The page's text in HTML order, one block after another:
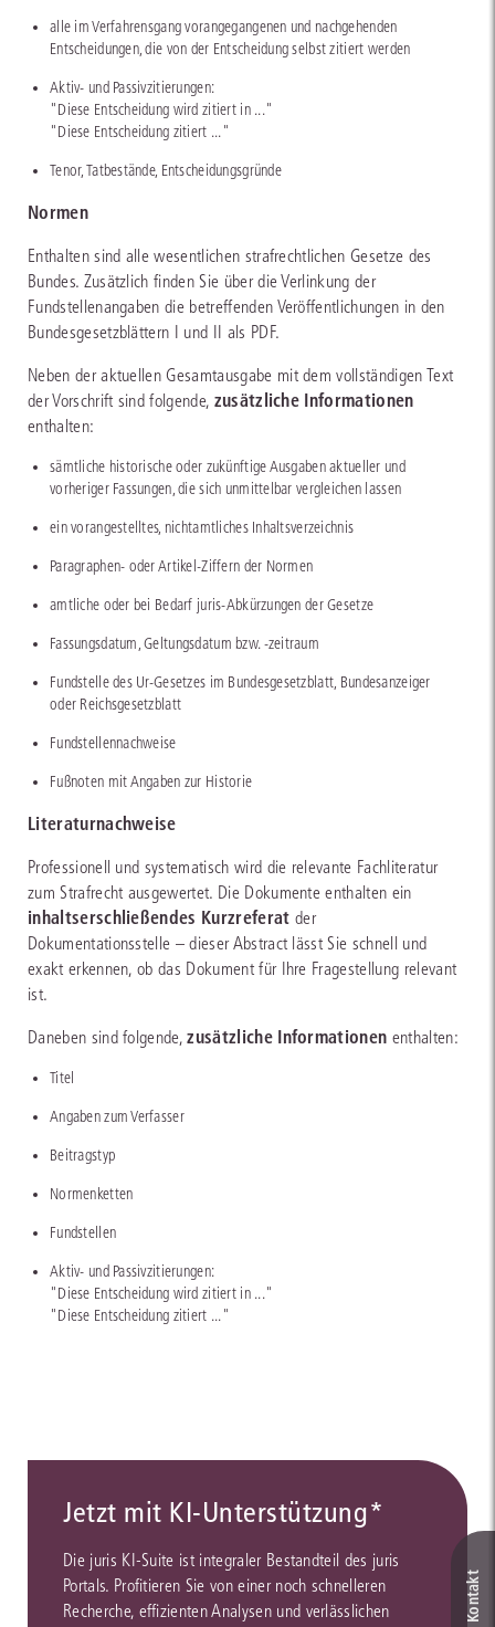
alle im Verfahrensgang vorangegangenen und nachgehenden
Entscheidungen, die von der Entscheidung selbst zitiert werden
Aktiv- und Passivzitierungen:
"Diese Entscheidung wird zitiert in ..."
"Diese Entscheidung zitiert ..."
Tenor, Tatbestände, Entscheidungsgründe
Normen
Enthalten sind alle wesentlichen strafrechtlichen Gesetze des
Bundes. Zusätzlich finden Sie über die Verlinkung der
Fundstellenangaben die betreffenden Veröffentlichungen in den
Bundesgesetzblättern I und II als PDF.
Neben der aktuellen Gesamtausgabe mit dem vollständigen Text
der Vorschrift sind folgende, zusätzliche Informationen
enthalten:
sämtliche historische oder zukünftige Ausgaben aktueller und
vorheriger Fassungen, die sich unmittelbar vergleichen lassen
ein vorangestelltes, nichtamtliches Inhaltsverzeichnis
Paragraphen- oder Artikel-Ziffern der Normen
amtliche oder bei Bedarf juris-Abkürzungen der Gesetze
Fassungsdatum, Geltungsdatum bzw. -zeitraum
Fundstelle des Ur-Gesetzes im Bundesgesetzblatt, Bundesanzeiger
oder Reichsgesetzblatt
Fundstellennachweise
Fußnoten mit Angaben zur Historie
Literaturnachweise
Professionell und systematisch wird die relevante Fachliteratur
zum Strafrecht ausgewertet. Die Dokumente enthalten ein
inhaltserschließendes Kurzreferat der
Dokumentationsstelle – dieser Abstract lässt Sie schnell und
exakt erkennen, ob das Dokument für Ihre Fragestellung relevant
ist.
Daneben sind folgende,zusätzliche Informationen enthalten:
Titel
Angaben zum Verfasser
Beitragstyp
Normenketten
Fundstellen
Aktiv- und Passivzitierungen:
"Diese Entscheidung wird zitiert in ..."
"Diese Entscheidung zitiert ..."
Jetzt mit KI-Unterstützung*
Die juris KI-Suite ist integraler Bestandteil des juris
Portals. Profitieren Sie von einer noch schnelleren
Recherche, effizienten Analysen und verlässlichen